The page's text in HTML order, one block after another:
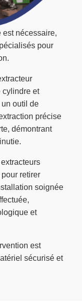
est nécessaire,
pour
cylindre et
outil de
précise
démontrant
retirer
soignée
et
est
sécurisé et